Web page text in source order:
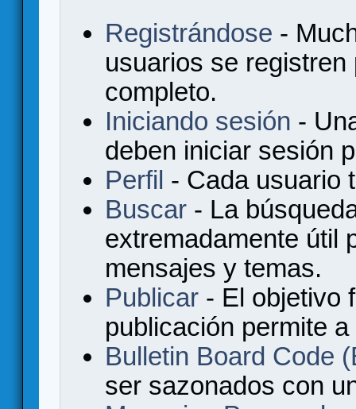
Registrándose -
usuarios se
completo.
Iniciando sesión -
deben iniciar sesión
Perfil - Cada usuario
Buscar - La
extremadamente útil
mensajes y temas.
Publicar - El objetivo
publicación permite
Bulletin Board Code
ser sazonados con